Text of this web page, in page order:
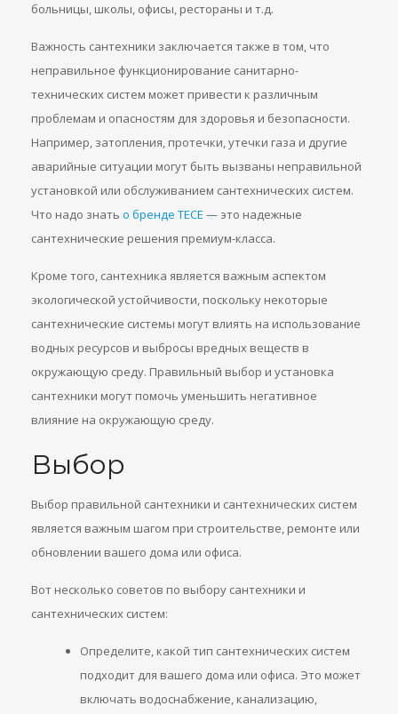
больницы, школы, офисы, рестораны и т.д.
Важность сантехники заключается также в том, что
неправильное функционирование санитарно-
технических систем может привести к различным
проблемам и опасностям для здоровья и безопасности.
Например, затопления, протечки, утечки газа и другие
аварийные ситуации могут быть вызваны неправильной
установкой или обслуживанием сантехнических систем.
Что надо знать о бренде TECE — это надежные
сантехнические решения премиум-класса.
Кроме того, сантехника является важным аспектом
экологической устойчивости, поскольку некоторые
сантехнические системы могут влиять на использование
водных ресурсов и выбросы вредных веществ в
окружающую среду. Правильный выбор и установка
сантехники могут помочь уменьшить негативное
влияние на окружающую среду.
Выбор
Выбор правильной сантехники и сантехнических систем
является важным шагом при строительстве, ремонте или
обновлении вашего дома или офиса.
Вот несколько советов по выбору сантехники и
сантехнических систем:
Определите, какой тип сантехнических систем
подходит для вашего дома или офиса. Это может
включать водоснабжение, канализацию,